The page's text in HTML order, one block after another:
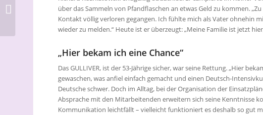
über das Sammeln von Pfandflaschen an etwas Geld zu kommen.
Kontakt völlig verloren gegangen. Ich fühlte mich als Vater ohnehin
wieder zu melden.“ Heute ist er überzeugt: „Meine Familie ist jetzt
„Hier bekam ich eine Chance“
Das GULLIVER, ist der 53-Jährige sicher, war seine Rettung. „Hier
gewaschen, was anfiel einfach gemacht und einen Deutsch-
Deutsche schwer. Doch im Alltag, bei der Organisation der
Absprache mit den Mitarbeitenden erweitern sich seine Kenntnisse
Kommunikation leichtfällt – vielleicht funktioniert es deshalb so gut
im Sinne der Urchristen